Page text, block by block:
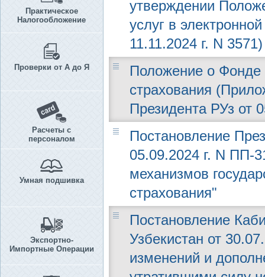
Практическое
Налогообложение
Проверки от А до Я
Расчеты с
персоналом
Умная подшивка
Экспортно-
Импортные Операции
утверждении
услуг в
11.11.2024 г. N 3571)
Положение о Фонде
страхования
Президента РУз от
Постановление
05.09.2024 г. N ПП-
механизмов
страхования"
Постановление
Узбекистан от
изменений и